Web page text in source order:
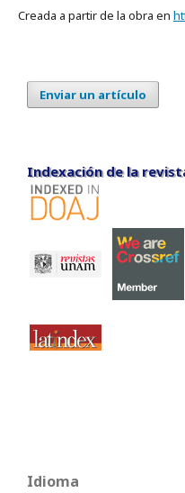
Creada a partir de la obra en
Enviar un artículo
Indexación de la
Indexación de la
Idioma